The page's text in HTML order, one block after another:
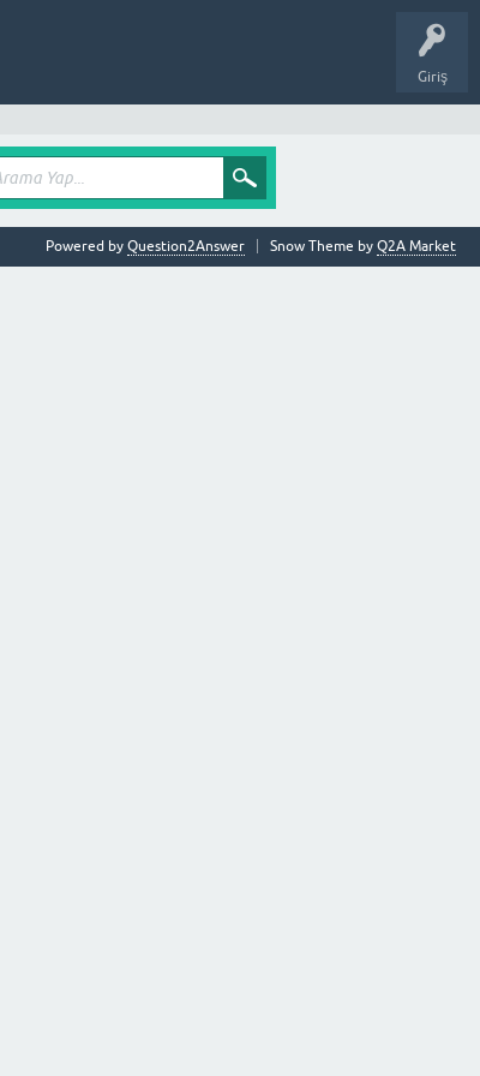
Giriş
Snow Theme by Q2A Market
Powered by Question2Answer